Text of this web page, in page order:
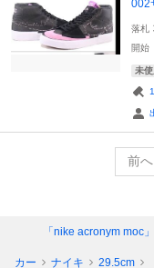
002
落札
開始
未使
前へ
「nike acronym moc
ーカー ナイキ 29.5cm